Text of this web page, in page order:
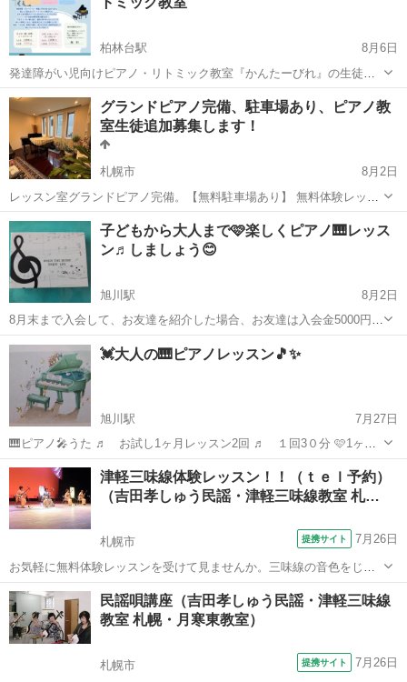
柏林台駅
8月6日
発達障がい児向けピアノ・リトミック教室『かんたーびれ』の生徒さ
んを募集します♩ 発達に不安がある、集団行動が苦手なお子さまも 安
心して通える教室です！！ 一人ひとりの個性やペースに合わせたレッ
スンを 心がけています🌱 対象...
北海道 河東郡 柏林台駅 ピアノ 3歳
グランドピアノ完備、駐車場あり、ピアノ教
室生徒追加募集します！
札幌市
8月2日
レッスン室グランドピアノ完備。【無料駐車場あり】 無料体験レッス
ン随時受付中 元ヤマハシステム講師 音大卒業、ピアノ講師歴25年。 1
レッスン30分 月2回¥5000円(月額) 予約制 もしくは年間40レ...
北海道 札幌市 ピアノ グランドピアノ
子どもから大人まで🩷楽しくピアノ🎹レッス
ン♬しましょう😊
旭川駅
8月2日
8月末まで入会して、お友達を紹介した場合、お友達は入会金5000円無
料、紹介した方には、クオカードを差し上げます😊 （自分で自分を紹
介で入会の場合でもOK、その場合は入会金のみ無料に致します） 個
人に合ったレッスンをします...
北海道 旭川市 旭川駅 ピアノ ピアノレッスン
💓大人の🎹ピアノレッスン🎵✨️
旭川駅
7月27日
🎹ピアノ🎤うた ♬ お試し1ヶ月レッスン2回 ♬ １回3０分 🩷1ヶ月
通常2回7000円ですが、お試しで2回5000円レッスン致します
♬2カ月3ヶ月コースもあります♬ 💓都合の良い日時を、
お知らせ下さい...
北海道 旭川市 旭川駅 ピアノ
津軽三味線体験レッスン！！（ｔｅｌ予約）
（吉田孝しゅう民謡・津軽三味線教室 札…
札幌市 提携サイト 7月26日
お気軽に無料体験レッスンを受けて見ませんか。三味線の音色をじか
に体験し、自分の合うコースを選ぶことが出来ます。
北海道 札幌市 三味線
民謡唄講座（吉田孝しゅう民謡・津軽三味線
教室 札幌・月寒東教室）
札幌市 提携サイト 7月26日